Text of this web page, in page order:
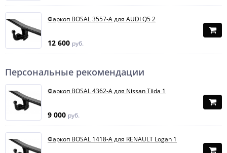
Фаркоп BOSAL 3557-A для AUDI Q5 2
12 600 руб.
Персональные рекомендации
Фаркоп BOSAL 4362-A для Nissan Tiida 1
9 000 руб.
Фаркоп BOSAL 1418-A для RENAULT Logan 1